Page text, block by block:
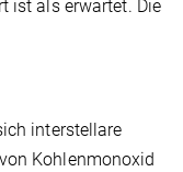
ist als erwartet. Die
interstellare
Kohlenmonoxid